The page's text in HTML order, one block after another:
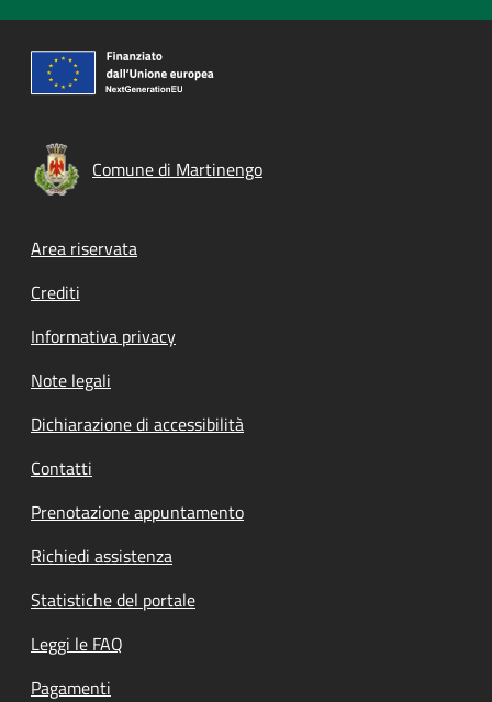
Comune di Martinengo
Footer menu
Area riservata
Crediti
Informativa privacy
Note legali
Dichiarazione di accessibilità
Contatti
Prenotazione appuntamento
Richiedi assistenza
Statistiche del portale
Leggi le FAQ
Pagamenti